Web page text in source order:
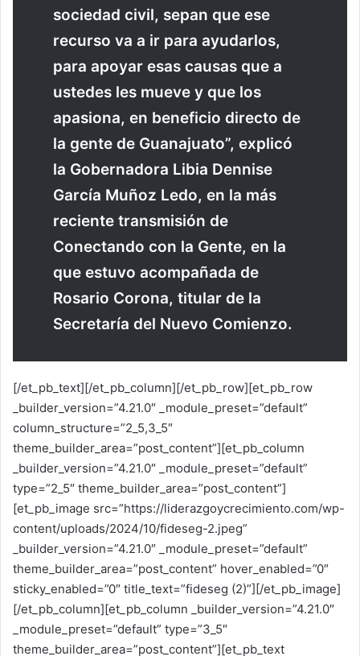
sociedad civil, sepan que ese
recurso va a ir para ayudarlos,
para apoyar esas causas que a
ustedes les mueve y que los
apasiona, en beneficio directo de
la gente de Guanajuato”, explicó
la Gobernadora Libia Dennise
García Muñoz Ledo, en la más
reciente transmisión de
Conectando con la Gente, en la
que estuvo acompañada de
Rosario Corona, titular de la
Secretaría del Nuevo Comienzo.
[/et_pb_text][/et_pb_column][/et_pb_row][et_pb_row
_builder_version=”4.21.0″ _module_preset=”default”
column_structure=”2_5,3_5″
theme_builder_area=”post_content”][et_pb_column
_builder_version=”4.21.0″ _module_preset=”default”
type=”2_5″ theme_builder_area=”post_content”]
[et_pb_image src=”https://liderazgoycrecimiento.com/wp-
content/uploads/2024/10/fideseg-2.jpeg”
_builder_version=”4.21.0″ _module_preset=”default”
theme_builder_area=”post_content” hover_enabled=”0″
sticky_enabled=”0″ title_text=”fideseg (2)”][/et_pb_image]
[/et_pb_column][et_pb_column _builder_version=”4.21.0″
_module_preset=”default” type=”3_5″
theme_builder_area=”post_content”][et_pb_text